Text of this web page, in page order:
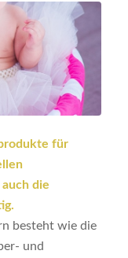
für
die
besteht wie die
und